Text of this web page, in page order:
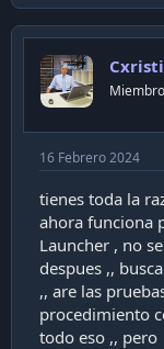
c
t
o
n
s
16 Febrero 2024
tienes toda la
ahora funciona
Launcher , no
despues ,,
,, are las
procedimiento
todo eso ,, pero